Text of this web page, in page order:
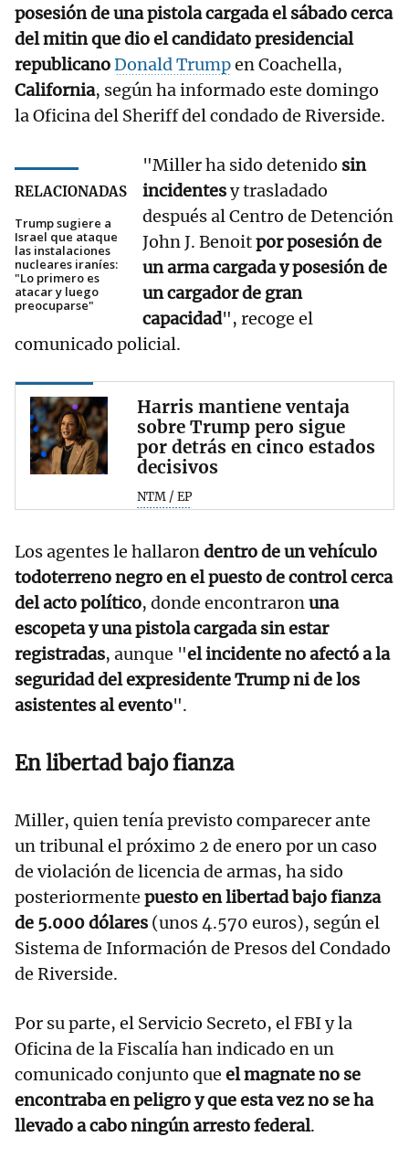
posesión de una pistola cargada el sábado cerca
del mitin que dio el candidato presidencial
republicanoDonald Trumpen Coachella,
California, según ha informado este domingo
la Oficina del Sheriff del condado de Riverside.
RELACIONADAS
Trump sugiere a
Israel que ataque
las instalaciones
nucleares iraníes:
"Lo primero es
atacar y luego
preocuparse"
"Miller ha sido detenido sin
incidentesy trasladado
después al Centro de Detención
John J. Benoitpor posesión de
un arma cargada y posesión de
un cargador de gran
capacidad", recoge el
comunicado policial.
Harris mantiene ventaja
sobre Trump pero sigue
por detrás en cinco estados
decisivos
NTM / EP
Los agentes le hallarondentro de un vehículo
todoterreno negro en el puesto de control cerca
del acto político, donde encontraronuna
escopeta y una pistola cargada sin estar
registradas, aunque "el incidente no afectó a la
seguridad del expresidente Trump ni de los
asistentes al evento".
En libertad bajo fianza
Miller, quien tenía previsto comparecer ante
un tribunal el próximo 2 de enero por un caso
de violación de licencia de armas, ha sido
posteriormente puesto en libertad bajo fianza
de 5.000 dólares (unos 4.570 euros), según el
Sistema de Información de Presos del Condado
de Riverside.
Por su parte, el Servicio Secreto, el FBI y la
Oficina de la Fiscalía han indicado en un
comunicado conjunto que el magnate no se
encontraba en peligro y que esta vez no se ha
llevado a cabo ningún arresto federal.